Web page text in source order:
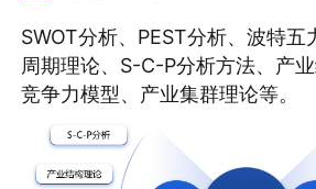
SWOT分析、PEST分析、波特五
周期理论、S-C-P分析方法、产
竞争力模型、产业集群理论等。